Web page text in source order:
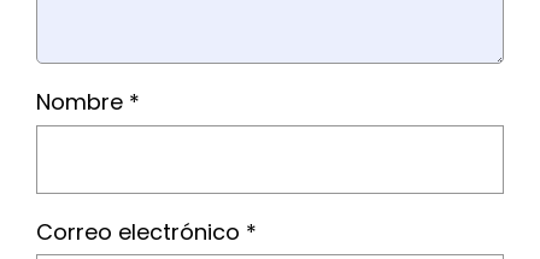
Nombre *
Correo electrónico *